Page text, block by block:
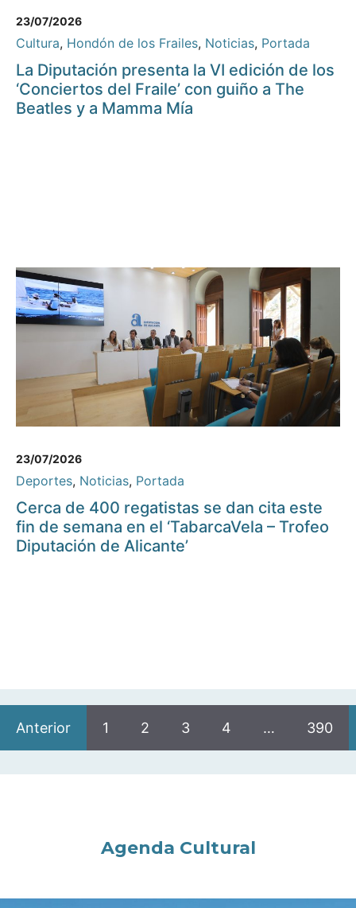
23/07/2026
Cultura, Hondón de los Frailes, Noticias, Portada
La Diputación presenta la VI edición de los
‘Conciertos del Fraile’ con guiño a The
Beatles y a Mamma Mía
23/07/2026
Deportes, Noticias, Portada
Cerca de 400 regatistas se dan cita este
fin de semana en el ‘TabarcaVela – Trofeo
Diputación de Alicante’
Anterior 1 2 3 4 … 390
Agenda Cultural